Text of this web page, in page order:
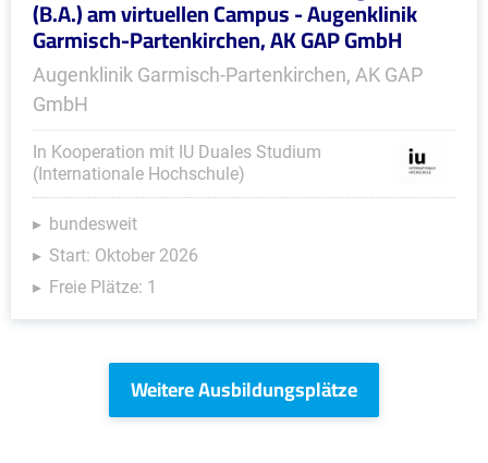
(B.A.) am virtuellen Campus - Augenklinik
Garmisch-Partenkirchen, AK GAP GmbH
Augenklinik Garmisch-Partenkirchen, AK GAP
GmbH
In Kooperation mit IU Duales Studium
(Internationale Hochschule)
bundesweit
Start: Oktober 2026
Freie Plätze: 1
Weitere Ausbildungsplätze